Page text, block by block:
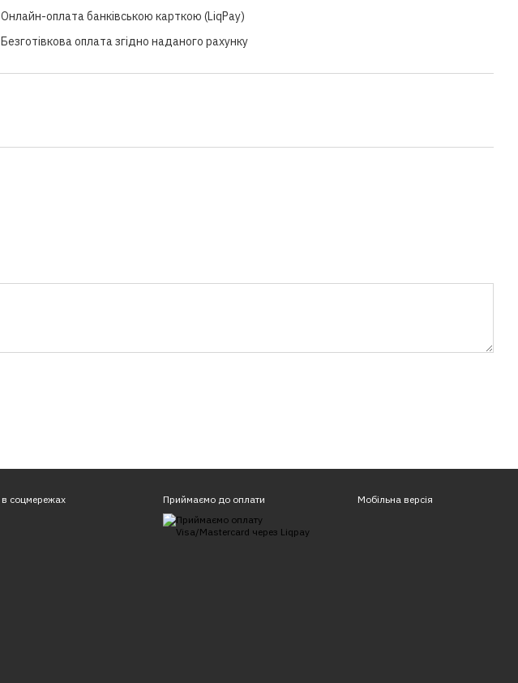
Онлайн-оплата банківською карткою (LiqPay)
Безготівкова оплата згідно наданого рахунку
соцмережах Приймаємо до оплати Мобільна версія